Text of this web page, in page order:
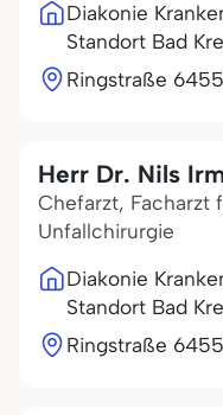
Diakonie
Standort Bad
Ringstraße 64
Herr Dr. Nils
Chefarzt, Facharzt
Unfallchirurgie
Diakonie
Standort Bad
Ringstraße 64